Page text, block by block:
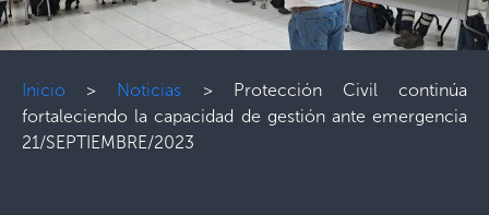
Inicio > Noticias > Protección Civil continúa
fortaleciendo la capacidad de gestión ante emergencia
21/SEPTIEMBRE/2023